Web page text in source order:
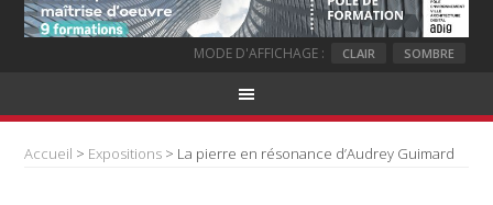
MODE D'AFFICHAGE : CLAIR SOMBRE
Accueil > Expositions > La pierre en résonance d’Audrey Guimard